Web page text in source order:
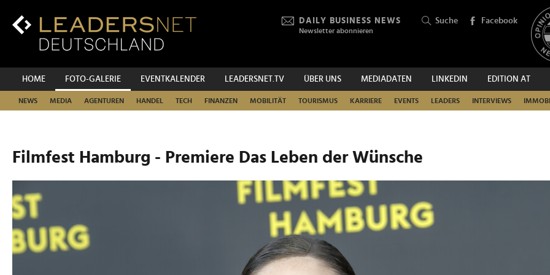
Inhalt
Hauptnavigation
DAILY BUSINESS NEWS
Newsletter abonnieren
Suche Facebook
HOME FOTO-GALERIE EVENTKALENDER LEADERSNET.TV ÜBER UNS MEDIADATEN LINKEDIN EDITION AT
NEWS MEDIA AGENTUREN HANDEL TECH FINANZEN MOBILITÄT TOURISMUS KARRIERE EVENTS LEADERS INTERVIEWS
SUCHEN
Filmfest Hamburg - Premiere Das Leben der Wünsche